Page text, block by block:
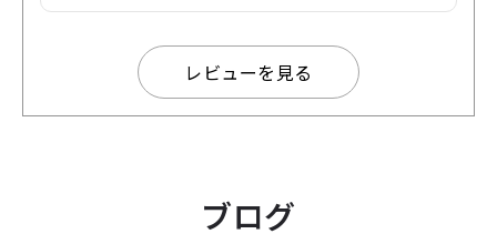
レビューを見る
ブログ